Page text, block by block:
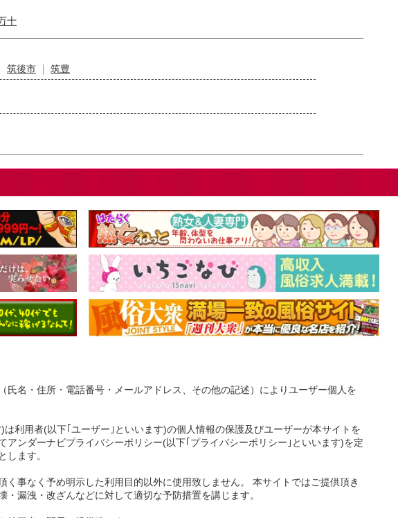
十
筑後市
筑豊
氏名・住所・電話番号・メールアドレス、その他の記述）によりユーザー個人を
利用者(以下｢ユーザー｣といいます)の個人情報の保護及びユーザーが本サイトを
アンダーナビプライバシーポリシー(以下｢プライバシーポリシー｣といいます)を定
します。
く事なく予め明示した利用目的以外に使用致しません。 本サイトではご提供頂き
・漏洩・改ざんなどに対して適切な予防措置を講じます。